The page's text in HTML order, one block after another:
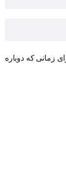
زمانی که دوباره